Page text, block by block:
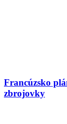
Francúzsko
zbrojovky